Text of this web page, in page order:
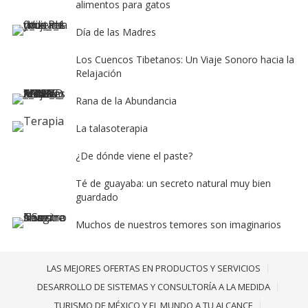
alimentos para gatos
Día de las Madres
Los Cuencos Tibetanos: Un Viaje Sonoro hacia la
Relajación
Rana de la Abundancia
La talasoterapia
¿De dónde viene el paste?
Té de guayaba: un secreto natural muy bien
guardado
Muchos de nuestros temores son imaginarios
LAS MEJORES OFERTAS EN PRODUCTOS Y SERVICIOS
DESARROLLO DE SISTEMAS Y CONSULTORÍA A LA MEDIDA
TURISMO DE MÉXICO Y EL MUNDO A TU ALCANCE